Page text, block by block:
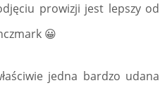
prowizji jest lepszy od
😀
jedna bardzo udana